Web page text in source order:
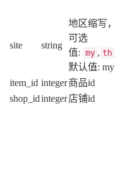
site string
地区缩写
可选
值: my , th
默认值: my
item_id integer商品id
shop_idinteger店铺id